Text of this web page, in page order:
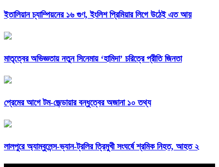
ইতালিয়ান চ্যাম্পিয়নের ১৬ গুণ, ইংলিশ প্রিমিয়ার লিগে উঠেই এত আয়
মাতৃত্বের অভিজ্ঞতায় নতুন সিনেমায় ‘হামিদা’ চরিত্রে প্রীতি জিনতা
প্রেমের আগে টম-জেন্ডায়ার বন্ধুত্বের অজানা ১০ তথ্য
লালপুরে অ্যাম্বুলেন্স-ভ্যান-ট্রলির ত্রিমুখী সংঘর্ষে শ্রমিক নিহত, আহত ২